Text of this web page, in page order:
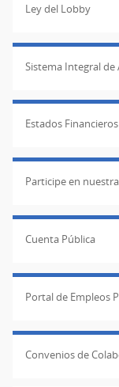
Ley del Lobby
Sistema Integral de
Estados Financieros
Participe en
Cuenta Pública
Portal de Empleos
Convenios de